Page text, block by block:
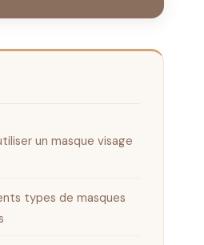
un masque visage
types de masques